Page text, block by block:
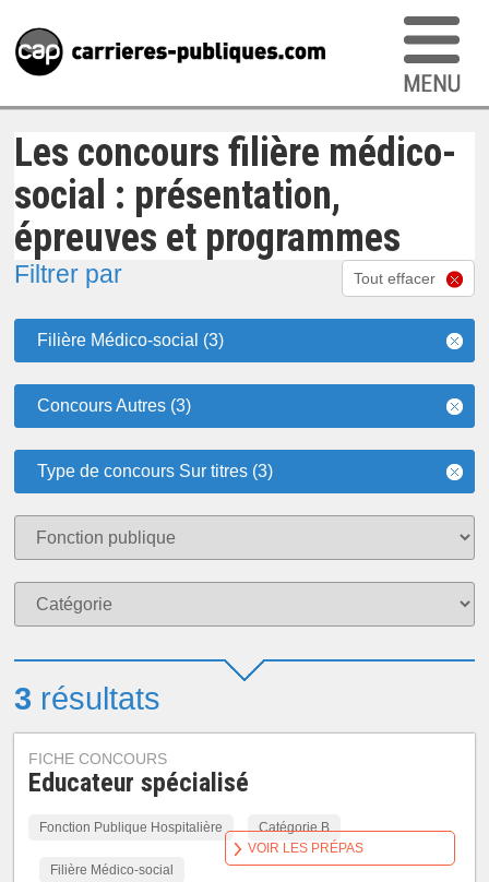
Les concours filière médico-
social : présentation,
épreuves et programmes
Filtrer par Tout effacer
Filière Médico-social (3)
Concours Autres (3)
Type de concours Sur titres (3)
3 résultats
FICHE CONCOURS
Educateur spécialisé
Fonction Publique Hospitalière Catégorie B
Filière Médico-social
VOIR LES PRÉPAS